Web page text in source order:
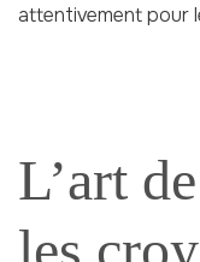
attentivement pour
L’art
les